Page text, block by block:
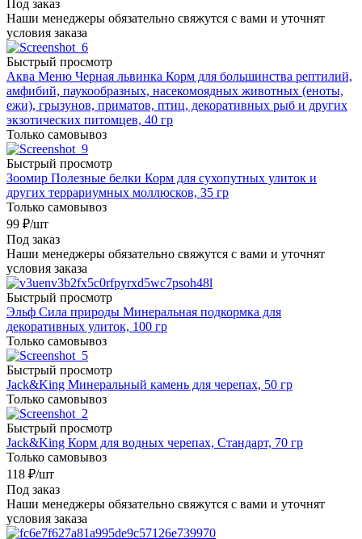
Под заказ
Наши менеджеры обязательно свяжутся с вами и уточнят
условия заказа
Быстрый просмотр
Аква Меню Черная львинка Корм для большинства рептилий,
амфибий, паукообразных, насекомоядных животных (еноты,
ежи), грызунов, приматов, птиц, декоративных рыб и других
экзотических питомцев, 40 гр
Только самовывоз
Быстрый просмотр
Зоомир Полезные белки Корм для сухопутных улиток и
других террариумных моллюсков, 35 гр
Только самовывоз
99 ₽/шт
Под заказ
Наши менеджеры обязательно свяжутся с вами и уточнят
условия заказа
Быстрый просмотр
Эльф Сила природы Минеральная подкормка для
декоративных улиток, 100 гр
Только самовывоз
Быстрый просмотр
Jack&King Минеральный камень для черепах, 50 гр
Только самовывоз
Быстрый просмотр
Jack&King Корм для водных черепах, Стандарт, 70 гр
Только самовывоз
118 ₽/шт
Под заказ
Наши менеджеры обязательно свяжутся с вами и уточнят
условия заказа